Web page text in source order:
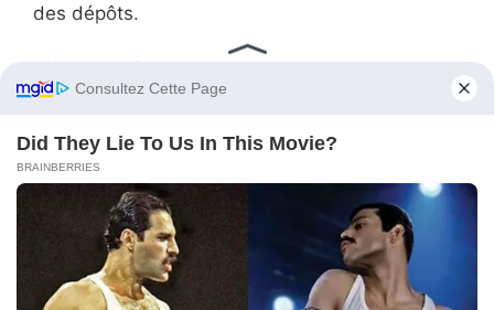
des dépôts.
Gordon avait donné à sa « vraie fille » une clé
USB et son badge, en lui disant que c’était «
des courses administratives pour papa ». Il avait
fait de sa propre fille une complice d’une fraude
bancaire.